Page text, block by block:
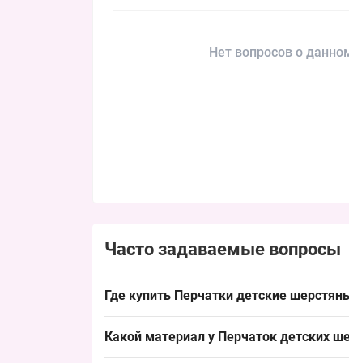
Нет вопросов о
Часто задаваемые вопросы
Где купить Перчатки детские
быстрый оборачивание в сезон пик —
Какой материал у Перчаток детских